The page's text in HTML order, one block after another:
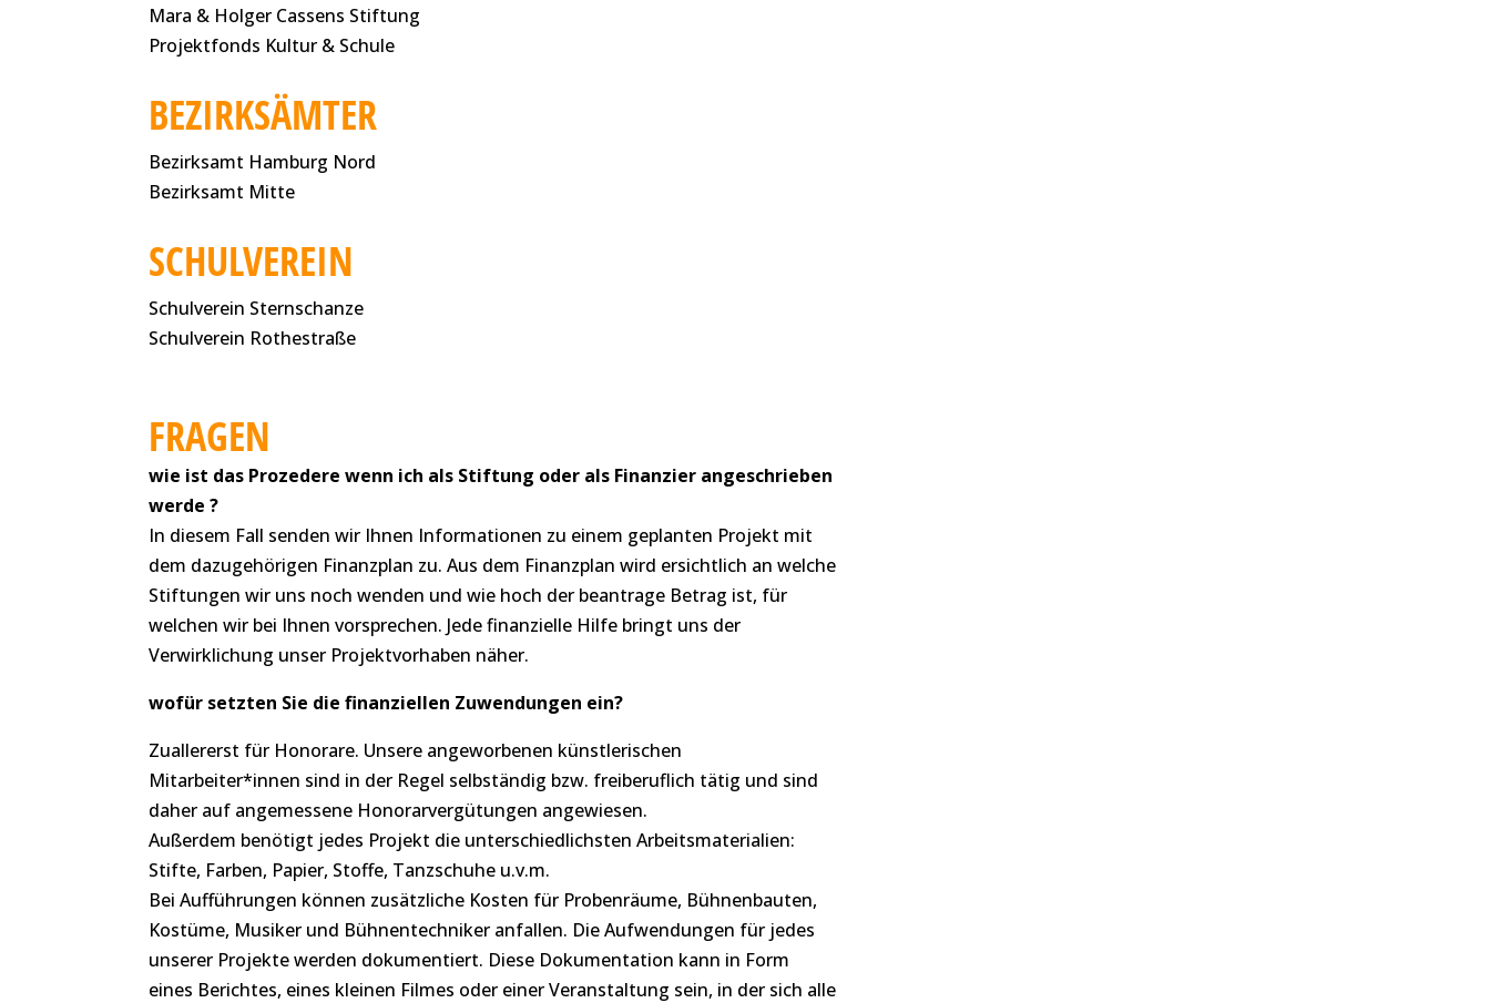
Mara & Holger Cassens Stiftung
Projektfonds Kultur & Schule
BEZIRKSÄMTER
Bezirksamt Hamburg Nord
Bezirksamt Mitte
SCHULVEREIN
Schulverein Sternschanze
Schulverein Rothestraße
FRAGEN
wie ist das Prozedere wenn ich als Stiftung oder als Finanzier angeschrieben
werde ?
In diesem Fall senden wir Ihnen Informationen zu einem geplanten Projekt mit
dem dazugehörigen Finanzplan zu. Aus dem Finanzplan wird ersichtlich an welche
Stiftungen wir uns noch wenden und wie hoch der beantrage Betrag ist, für
welchen wir bei Ihnen vorsprechen. Jede finanzielle Hilfe bringt uns der
Verwirklichung unser Projektvorhaben näher.
wofür setzten Sie die finanziellen Zuwendungen ein?
Zuallererst für Honorare. Unsere angeworbenen künstlerischen
Mitarbeiter*innen sind in der Regel selbständig bzw. freiberuflich tätig und sind
daher auf angemessene Honorarvergütungen angewiesen.
Außerdem benötigt jedes Projekt die unterschiedlichsten Arbeitsmaterialien:
Stifte, Farben, Papier, Stoffe, Tanzschuhe u.v.m.
Bei Aufführungen können zusätzliche Kosten für Probenräume, Bühnenbauten,
Kostüme, Musiker und Bühnentechniker anfallen. Die Aufwendungen für jedes
unserer Projekte werden dokumentiert. Diese Dokumentation kann in Form
eines Berichtes, eines kleinen Filmes oder einer Veranstaltung sein, in der sich alle